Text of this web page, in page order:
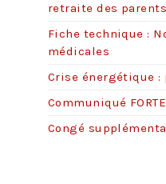
s
retraite des parents
Fiche technique :
médicales
Crise énergétique
Communiqué
Congé